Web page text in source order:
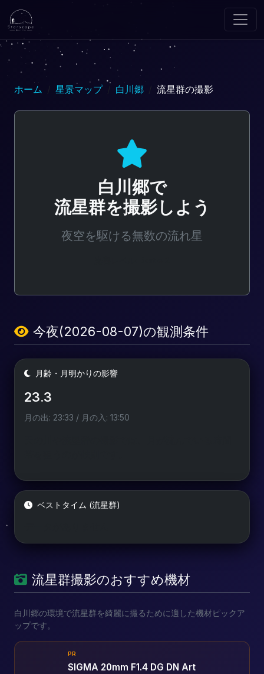
ホーム 星景マップ 白川郷 流星群の撮影
白川郷で
流星群を撮影しよう
夜空を駆ける無数の流れ星
今夜(2026-08-07)の観測条件
月齢・月明かりの影響
23.3
月の出: 23:33 / 月の入: 13:50
ベストタイム (流星群)
流星群撮影のおすすめ機材
白川郷の環境で流星群を綺麗に撮るために適した機材ピックア
ップです。
PR
SIGMA 20mm F1.4 DG DN Art